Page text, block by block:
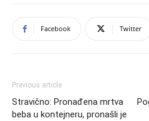
Facebook Twitter
Previous article
Stravično: Pronađena mrtva
beba u kontejneru, pronašli je